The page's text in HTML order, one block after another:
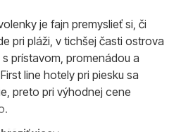
je fajn premyslieť si, či
pri pláži, v tichšej časti ostrova
prístavom, promenádou a
line hotely pri piesku sa
preto pri výhodnej cene